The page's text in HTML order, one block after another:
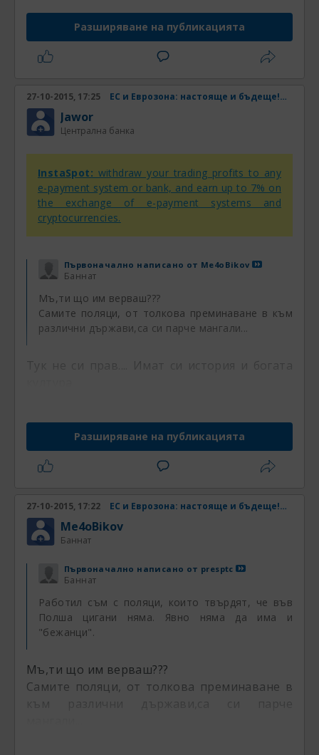
Разширяване на публикацията
27-10-2015, 17:25 ЕС и Еврозона: настояще и бъдеще! Част 33
Jawor
Централна банка
InstaSpot: withdraw your trading profits to any
e-payment system or bank, and earn up to 7% on
the exchange of e-payment systems and
cryptocurrencies.
Първоначално написано от Me4oBikov
Баннат
Мъ,ти що им верваш???
Самите поляци, от толкова преминаване в към
различни държави,са си парче мангали...
Тук не си прав.... Имат си история и богата
Разширяване на публикацията
27-10-2015, 17:22 ЕС и Еврозона: настояще и бъдеще! Част 33
Me4oBikov
Баннат
Първоначално написано от presptc
Баннат
Работил съм с поляци, които твърдят, че във
Полша цигани няма. Явно няма да има и
"бежанци".
Мъ,ти що им верваш???
Самите поляци, от толкова преминаване в